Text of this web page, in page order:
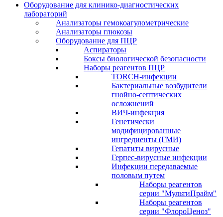
Оборудование для клинико-диагностических
лабораторий
Анализаторы гемокоагулометрические
Анализаторы глюкозы
Оборудование для ПЦР
Аспираторы
Боксы биологической безопасности
Наборы реагентов ПЦР
TORCH-инфекции
Бактериальные возбудители
гнойно-септических
осложнений
ВИЧ-инфекция
Генетически
модифицированные
ингредиенты (ГМИ)
Гепатиты вирусные
Герпес-вирусные инфекции
Инфекции передаваемые
половым путем
Наборы реагентов
серии "МультиПрайм"
Наборы реагентов
серии "ФлороЦеноз"